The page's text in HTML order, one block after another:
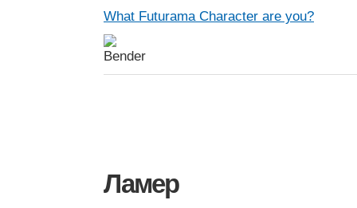
What Futurama Character are you?
Ламер